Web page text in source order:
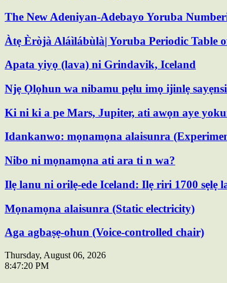
The New Adeniyan-Adebayo Yoruba
Àtẹ Èròjà Aláìlábùlà| Yoruba Periodic Table
Apata yiyọ (lava) ni Grindavik, Iceland
Njẹ Ọlọhun wa nibamu pẹlu imọ ijinlẹ
Ki ni ki a pe Mars, Jupiter, ati awọn aye
Idankanwo: mọnamọna alaisunra
Nibo ni mọnamọna ati ara ti n wa?
Ilẹ lanu ni orilẹ-ede Iceland: Ilẹ riri 1700 sẹlẹ
Mọnamọna alaisunra (Static electricity)
Aga agbaṣẹ-ohun (Voice-controlled chair)
Thursday, August 06, 2026
8:47:21 PM